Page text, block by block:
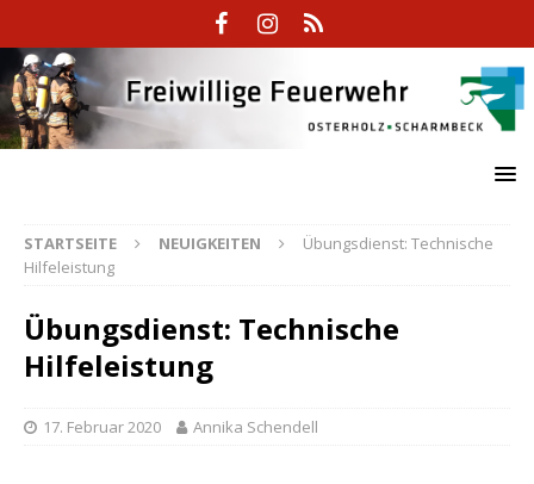
STARTSEITE NEUIGKEITEN
Übungsdienst: Technische
Hilfeleistung
Übungsdienst: Technische
Hilfeleistung
17. Februar 2020 Annika Schendell